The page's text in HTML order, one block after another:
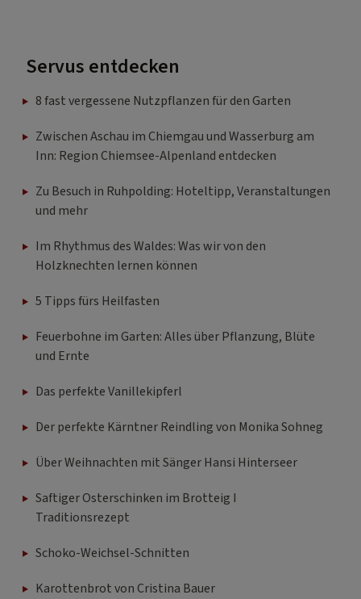
Servus entdecken
8 fast vergessene Nutzpflanzen für den Garten
Zwischen Aschau im Chiemgau und Wasserburg am
Inn: Region Chiemsee-Alpenland entdecken
Zu Besuch in Ruhpolding: Hoteltipp, Veranstaltungen
und mehr
Im Rhythmus des Waldes: Was wir von den
Holzknechten lernen können
5 Tipps fürs Heilfasten
Feuerbohne im Garten: Alles über Pflanzung, Blüte
und Ernte
Das perfekte Vanillekipferl
Der perfekte Kärntner Reindling von Monika Sohneg
Über Weihnachten mit Sänger Hansi Hinterseer
Saftiger Osterschinken im Brotteig I
Traditionsrezept
Schoko-Weichsel-Schnitten
Karottenbrot von Cristina Bauer